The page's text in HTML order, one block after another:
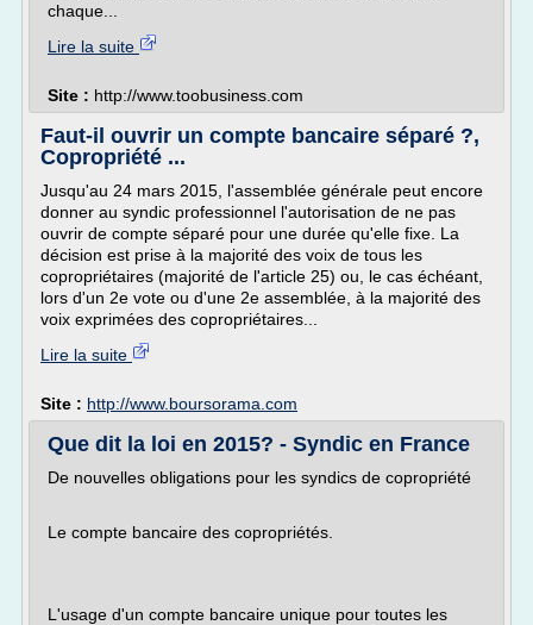
chaque...
Lire la suite
Site : http://www.toobusiness.com
Faut-il ouvrir un compte bancaire séparé ?,
Copropriété ...
Jusqu'au 24 mars 2015, l'assemblée générale peut encore
donner au syndic professionnel l'autorisation de ne pas
ouvrir de compte séparé pour une durée qu'elle fixe. La
décision est prise à la majorité des voix de tous les
copropriétaires (majorité de l'article 25) ou, le cas échéant,
lors d'un 2e vote ou d'une 2e assemblée, à la majorité des
voix exprimées des copropriétaires...
Lire la suite
Site : http://www.boursorama.com
Que dit la loi en 2015? - Syndic en France
De nouvelles obligations pour les syndics de copropriété
Le compte bancaire des copropriétés.
L'usage d'un compte bancaire unique pour toutes les